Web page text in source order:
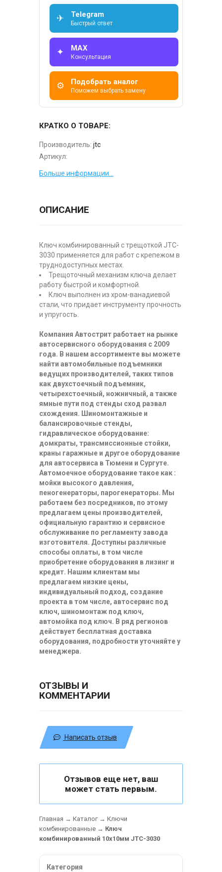
✈ Telegram
Быстрый ответ
✦ MAX
Консультация
⚙ Подобрать аналог
Поможем выбрать замену
КРАТКО О ТОВАРЕ:
Производитель: jtc
Артикул:
Больше информации...
ОПИСАНИЕ
Ключ комбинированный с трещоткой JTC-
3030 применяется для работ с крепежом в
труднодоступных местах.
Трещоточный механизм ключа делает
работу быстрой и комфортной.
Ключ выполнен из хром-ванадиевой
стали, что придает инструменту прочность
и упругость.
Компания Автострит работает на рынке
автосервисного оборудования с 2009
года. В нашем ассортименте вы можете
найти автомобильные подъемники
ведущих производителей, таких типов
как двухстоечный подъемник,
четырехстоечный, ножничный, а также
ямные пути под стенды сход развал
схождения. Шиномонтажные и
балансировочные стенды,
гидравлическое оборудование:
домкраты, трансмиссионные стойки,
краны гаражные и другое оборудование
для автосервиса в Тюмени и Сургуте.
Автомоечное оборудование такое как :
мойки высокого давления,
пеногенераторы, парогенераторы. Мы
работаем без посредников, по этому
предлагаем цены производителей,
официальную гарантию и сервисное
обслуживание по регламенту завода
изготовителя. Доступны различные
способы оплаты, в том числе
приобретение оборудования в лизинг и
кредит. Нашим клиентам мы
предлагаем низкие цены,
индивидуальный подход, создание
проекта в том числе, автосервис под
ключ, шиномонтаж под ключ,
автомойка под ключ. В ряд регионов
действует бесплатная доставка
оборудования, подробности уточняйте у
менеджера.
ОТЗЫВЫ И
КОММЕНТАРИИ
Написать отзыв
Отзывов еще нет, ваш
может стать первым.
Главная → Каталог→ Ключи
комбинированные → Ключ
комбинированный 10х10мм JTC-3030
Категория